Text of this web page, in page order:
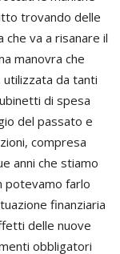
trovando delle
che va a risanare il
manovra che
da tanti
di spesa
del passato e
compresa
anni che stiamo
potevamo farlo
finanziaria
delle nuove
obbligatori